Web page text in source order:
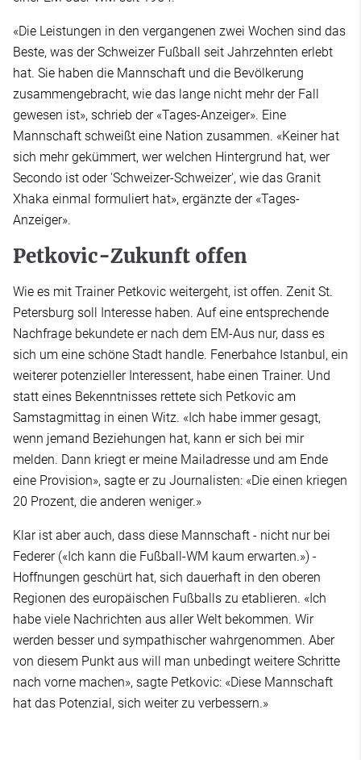
«Die Leistungen in den vergangenen zwei Wochen sind das
Beste, was der Schweizer Fußball seit Jahrzehnten erlebt
hat. Sie haben die Mannschaft und die Bevölkerung
zusammengebracht, wie das lange nicht mehr der Fall
gewesen ist», schrieb der «Tages-Anzeiger». Eine
Mannschaft schweißt eine Nation zusammen. «Keiner hat
sich mehr gekümmert, wer welchen Hintergrund hat, wer
Secondo ist oder 'Schweizer-Schweizer', wie das Granit
Xhaka einmal formuliert hat», ergänzte der «Tages-
Anzeiger».
Petkovic-Zukunft offen
Wie es mit Trainer Petkovic weitergeht, ist offen. Zenit St.
Petersburg soll Interesse haben. Auf eine entsprechende
Nachfrage bekundete er nach dem EM-Aus nur, dass es
sich um eine schöne Stadt handle. Fenerbahce Istanbul, ein
weiterer potenzieller Interessent, habe einen Trainer. Und
statt eines Bekenntnisses rettete sich Petkovic am
Samstagmittag in einen Witz. «Ich habe immer gesagt,
wenn jemand Beziehungen hat, kann er sich bei mir
melden. Dann kriegt er meine Mailadresse und am Ende
eine Provision», sagte er zu Journalisten: «Die einen kriegen
20 Prozent, die anderen weniger.»
Klar ist aber auch, dass diese Mannschaft - nicht nur bei
Federer («Ich kann die Fußball-WM kaum erwarten.») -
Hoffnungen geschürt hat, sich dauerhaft in den oberen
Regionen des europäischen Fußballs zu etablieren. «Ich
habe viele Nachrichten aus aller Welt bekommen. Wir
werden besser und sympathischer wahrgenommen. Aber
von diesem Punkt aus will man unbedingt weitere Schritte
nach vorne machen», sagte Petkovic: «Diese Mannschaft
hat das Potenzial, sich weiter zu verbessern.»